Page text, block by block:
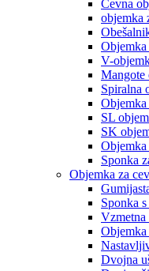
Cevna
objemka
Objemka
V-
Mangote
Spiralna
Objemka
SL
SK
Sponka
Objemka za cev
Sponka
Vzmetna
Objemka
Dvojna